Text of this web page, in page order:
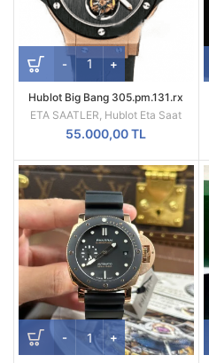
Hublot Big Bang 305.pm.131.rx
Tourbillon Swiss ETA
ETA SAATLER Hublot Eta Saat
55.000,00TL